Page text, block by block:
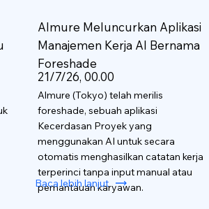
Almure Meluncurkan Aplikasi
Manajemen Kerja AI Bernama
Foreshade
21/7/26, 00.00
Almure (Tokyo) telah merilis
foreshade, sebuah aplikasi
Kecerdasan Proyek yang
menggunakan AI untuk secara
otomatis menghasilkan catatan kerja
terperinci tanpa input manual atau
pemantauan karyawan.
Baca lebih lanjut